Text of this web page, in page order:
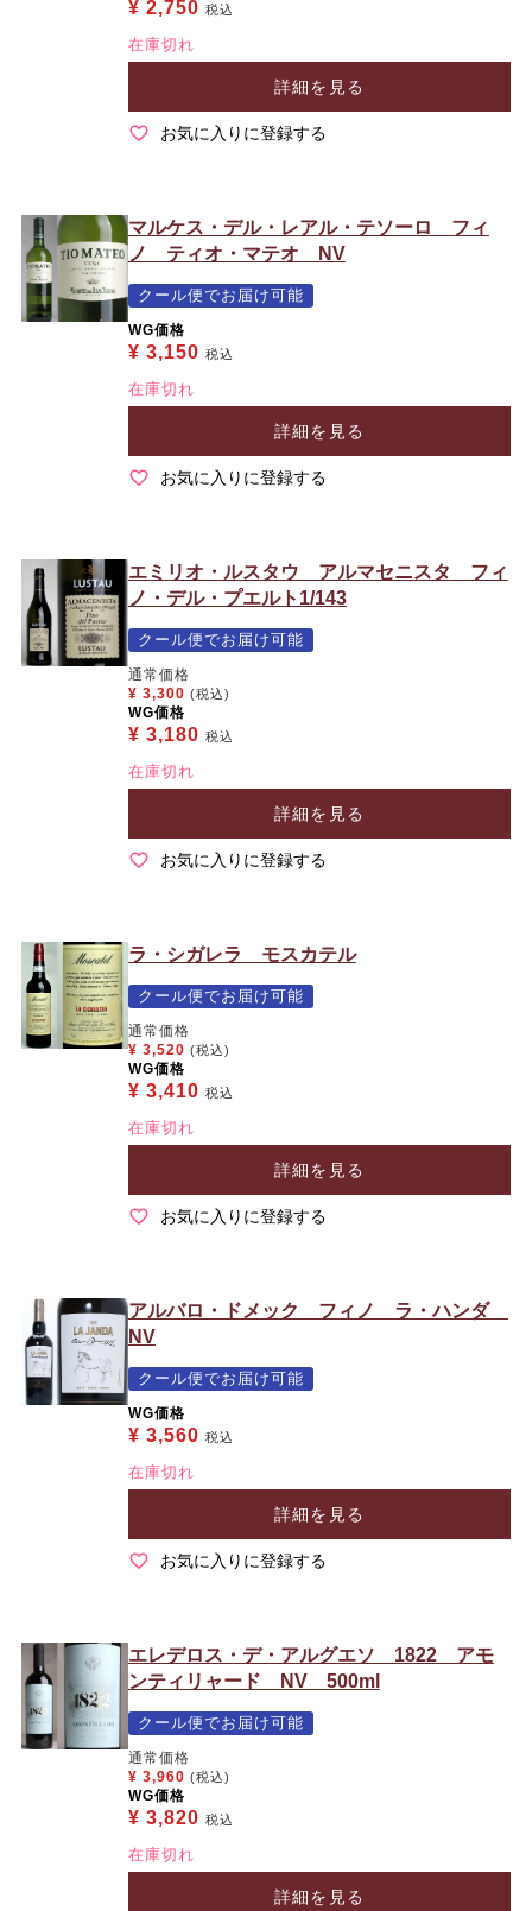
¥ 2,750 税込
在庫切れ
詳細を見る
お気に入りに登録する
マルケス・デル・レアル・テソーロ フィ
ノ ティオ・マテオ NV
クール便でお届け可能
WG価格
¥ 3,150 税込
在庫切れ
詳細を見る
お気に入りに登録する
エミリオ・ルスタウ アルマセニスタ フィ
ノ・デル・プエルト1/143
クール便でお届け可能
通常価格
¥ 3,300 (税込)
WG価格
¥ 3,180 税込
在庫切れ
詳細を見る
お気に入りに登録する
ラ・シガレラ モスカテル
クール便でお届け可能
通常価格
¥ 3,520 (税込)
WG価格
¥ 3,410 税込
在庫切れ
詳細を見る
お気に入りに登録する
アルバロ・ドメック フィノ ラ・ハンダ
NV
クール便でお届け可能
WG価格
¥ 3,560 税込
在庫切れ
詳細を見る
お気に入りに登録する
エレデロス・デ・アルグエソ 1822 アモ
ンティリャード NV 500ml
クール便でお届け可能
通常価格
¥ 3,960 (税込)
WG価格
¥ 3,820 税込
在庫切れ
詳細を見る